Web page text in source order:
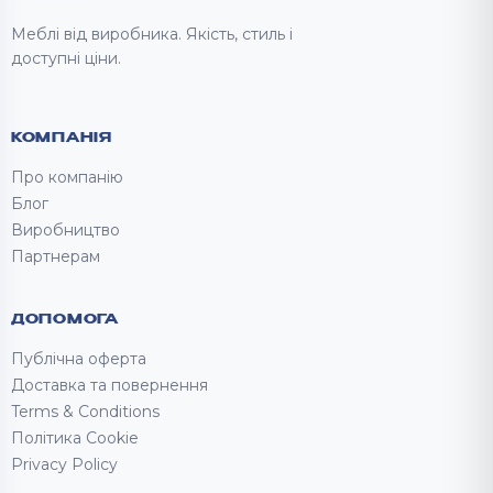
Меблі від виробника. Якість, стиль і
доступні ціни.
КОМПАНІЯ
Про компанію
Блог
Виробництво
Партнерам
ДОПОМОГА
Публічна оферта
Доставка та повернення
Terms & Conditions
Політика Cookie
Privacy Policy